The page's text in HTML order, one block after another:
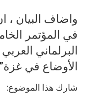
واضاف البيان ،
في المؤتمر
البرلماني
الأوضاع في
شارك هذا الموضوع: